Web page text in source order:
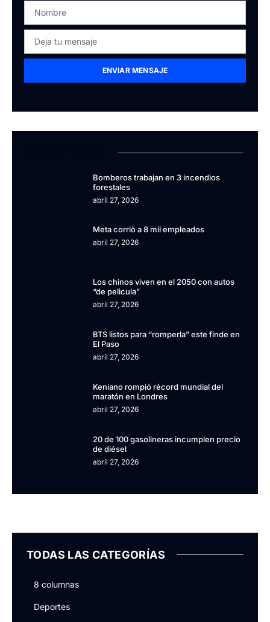
ENVIAR MENSAJE
Bomberos trabajan en 3 incendios
forestales
abril 27, 2026
Meta corriò a 8 mil empleados
abril 27, 2026
Los chinos viven en el 2050 con autos
“de pelìcula”
abril 27, 2026
BTS listos para “romperla” este finde en
El Paso
abril 27, 2026
Keniano rompió récord mundial del
maratón en Londres
abril 27, 2026
20 de 100 gasolineras incumplen precio
de diésel
abril 27, 2026
TODAS LAS CATEGORÍAS
8 columnas
Deportes